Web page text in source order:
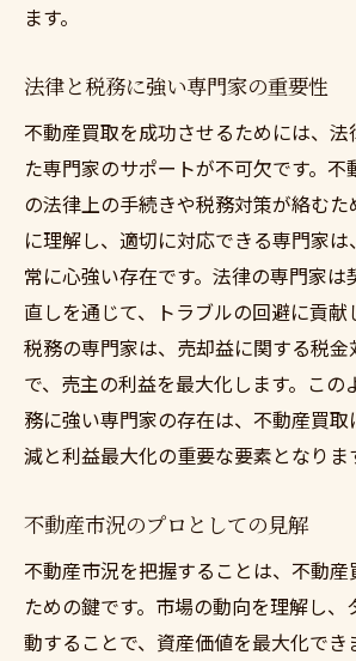
ます。
法律と税務に強い専門家の重要性
不動産買取を成功させるためには、法
た専門家のサポートが不可欠です。不
の法律上の手続きや税務対策が絡む
に理解し、適切に対応できる専門家
常に心強い存在です。法律の専門家は
直しを通じて、トラブルの回避に貢献
税務の専門家は、売却益に関する税金
で、売主の利益を最大化します。この
務に強い専門家の存在は、不動産買
減と利益最大化の重要な要素となりま
不動産市況のプロとしての見解
不動産市況を把握することは、不動産
ための鍵です。市場の動向を理解し
動することで、資産価値を最大化でき